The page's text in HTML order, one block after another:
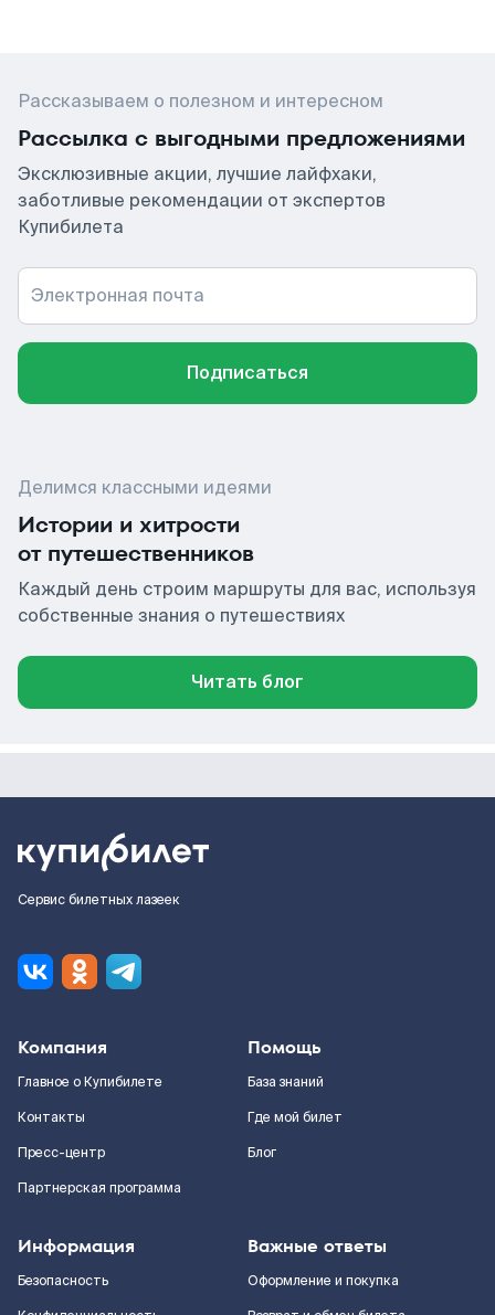
Рассказываем о полезном и интересном
Рассылка с выгодными предложениями
Эксклюзивные акции, лучшие лайфхаки,
заботливые рекомендации от экспертов
Купибилета
Электронная почта
Подписаться
Делимся классными идеями
Истории и хитрости
от путешественников
Каждый день строим маршруты для вас, используя
собственные знания о путешествиях
Читать блог
Сервис билетных лазеек
Компания
Главное о Купибилете
Контакты
Пресс-центр
Партнерская программа
Помощь
База знаний
Где мой билет
Блог
Информация
Безопасность
Важные ответы
Оформление и покупка